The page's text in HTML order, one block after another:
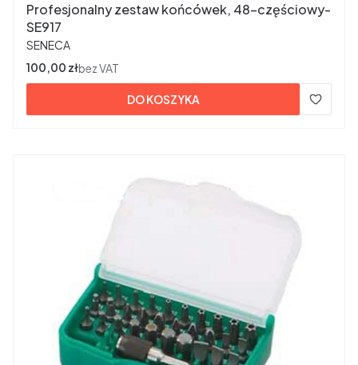
Profesjonalny zestaw końcówek, 48-częściowy-
SE917
PRODUCENT
SENECA
Cena
100,00 złbez VAT
DO KOSZYKA